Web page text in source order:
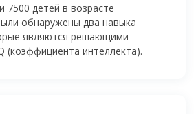
7500 детей в возрасте
обнаружены два навыка
являются решающими
(коэффициента интеллекта).